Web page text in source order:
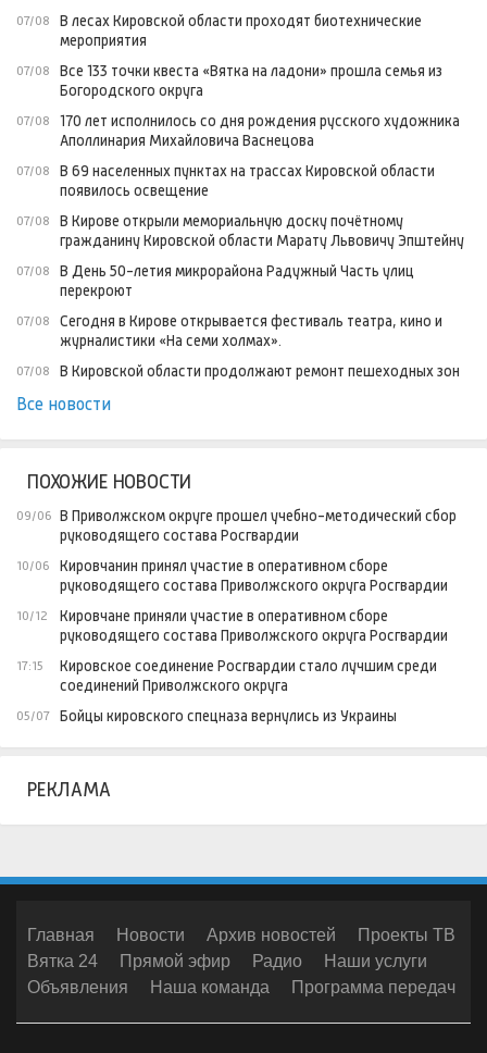
07/08
В лесах Кировской области проходят биотехнические
мероприятия
07/08
Все 133 точки квеста «Вятка на ладони» прошла семья из
Богородского округа
07/08
170 лет исполнилось со дня рождения русского художника
Аполлинария Михайловича Васнецова
07/08
В 69 населенных пунктах на трассах Кировской области
появилось освещение
07/08
В Кирове открыли мемориальную доску почётному
гражданину Кировской области Марату Львовичу Эпштейну
07/08
В День 50-летия микрорайона Радужный Часть улиц
перекроют
07/08
Сегодня в Кирове открывается фестиваль театра, кино и
журналистики «На семи холмах».
07/08 В Кировской области продолжают ремонт пешеходных зон
Все новости
ПОХОЖИЕ НОВОСТИ
09/06 В Приволжском округе прошел учебно-методический сбор
руководящего состава Росгвардии
10/06
Кировчанин принял участие в оперативном сборе
руководящего состава Приволжского округа Росгвардии
10/12
Кировчане приняли участие в оперативном сборе
руководящего состава Приволжского округа Росгвардии
17:15
Кировское соединение Росгвардии стало лучшим среди
соединений Приволжского округа
05/07 Бойцы кировского спецназа вернулись из Украины
РЕКЛАМА
Главная Новости Архив новостей
Проекты ТВ
Вятка 24
Прямой эфир Радио
Наши услуги
Объявления
Наша команда Программа передач